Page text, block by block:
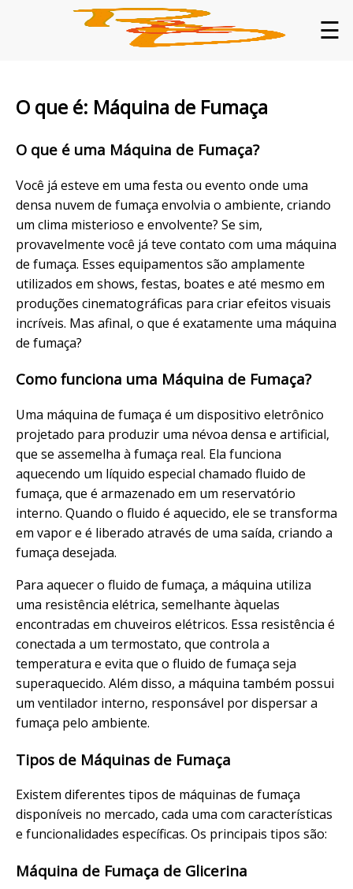
☰
O que é: Máquina de Fumaça
O que é uma Máquina de Fumaça?
Você já esteve em uma festa ou evento onde uma
densa nuvem de fumaça envolvia o ambiente, criando
um clima misterioso e envolvente? Se sim,
provavelmente você já teve contato com uma máquina
de fumaça. Esses equipamentos são amplamente
utilizados em shows, festas, boates e até mesmo em
produções cinematográficas para criar efeitos visuais
incríveis. Mas afinal, o que é exatamente uma máquina
de fumaça?
Como funciona uma Máquina de Fumaça?
Uma máquina de fumaça é um dispositivo eletrônico
projetado para produzir uma névoa densa e artificial,
que se assemelha à fumaça real. Ela funciona
aquecendo um líquido especial chamado fluido de
fumaça, que é armazenado em um reservatório
interno. Quando o fluido é aquecido, ele se transforma
em vapor e é liberado através de uma saída, criando a
fumaça desejada.
Para aquecer o fluido de fumaça, a máquina utiliza
uma resistência elétrica, semelhante àquelas
encontradas em chuveiros elétricos. Essa resistência é
conectada a um termostato, que controla a
temperatura e evita que o fluido de fumaça seja
superaquecido. Além disso, a máquina também possui
um ventilador interno, responsável por dispersar a
fumaça pelo ambiente.
Tipos de Máquinas de Fumaça
Existem diferentes tipos de máquinas de fumaça
disponíveis no mercado, cada uma com características
e funcionalidades específicas. Os principais tipos são:
Máquina de Fumaça de Glicerina